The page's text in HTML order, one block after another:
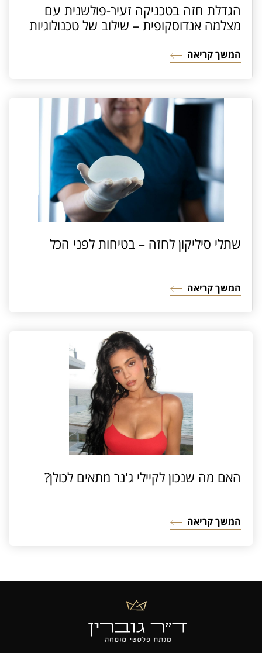
הגדלת חזה בטכניקה זעיר-פולשנית עם
מצלמה אנדוסקופית – שילוב של טכנולוגיות
המשך קריאה
שתלי סיליקון לחזה – בטיחות לפני הכל
המשך קריאה
האם מה שנכון לקיילי ג'נר מתאים לכולן?
המשך קריאה